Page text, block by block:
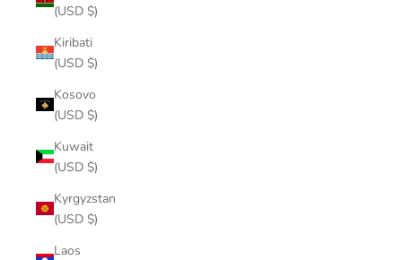
(USD $)
Kiribati
(USD $)
Kosovo
(USD $)
Kuwait
(USD $)
Kyrgyzstan
(USD $)
Laos